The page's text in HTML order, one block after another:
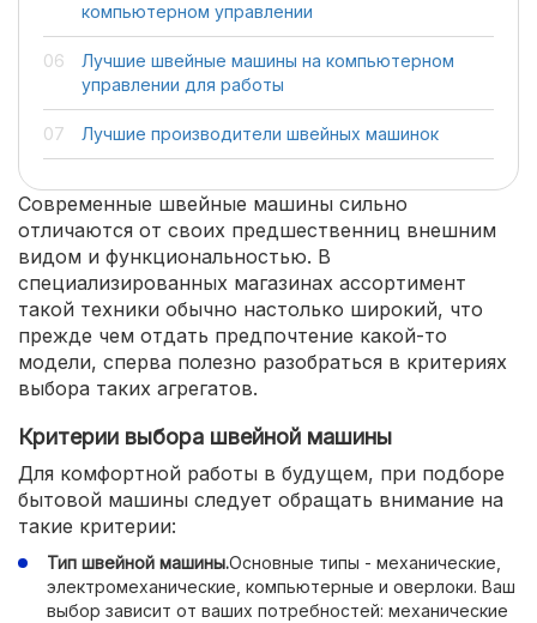
компьютерном управлении
Лучшие швейные машины на компьютерном
управлении для работы
Лучшие производители швейных машинок
Современные швейные машины сильно
отличаются от своих предшественниц внешним
видом и функциональностью. В
специализированных магазинах ассортимент
такой техники обычно настолько широкий, что
прежде чем отдать предпочтение какой-то
модели, сперва полезно разобраться в критериях
выбора таких агрегатов.
Критерии выбора швейной машины
Для комфортной работы в будущем, при подборе
бытовой машины следует обращать внимание на
такие критерии:
Тип швейной машины.Основные типы - механические,
электромеханические, компьютерные и оверлоки. Ваш
выбор зависит от ваших потребностей: механические